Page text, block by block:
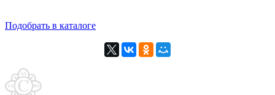
Подобрать в каталоге